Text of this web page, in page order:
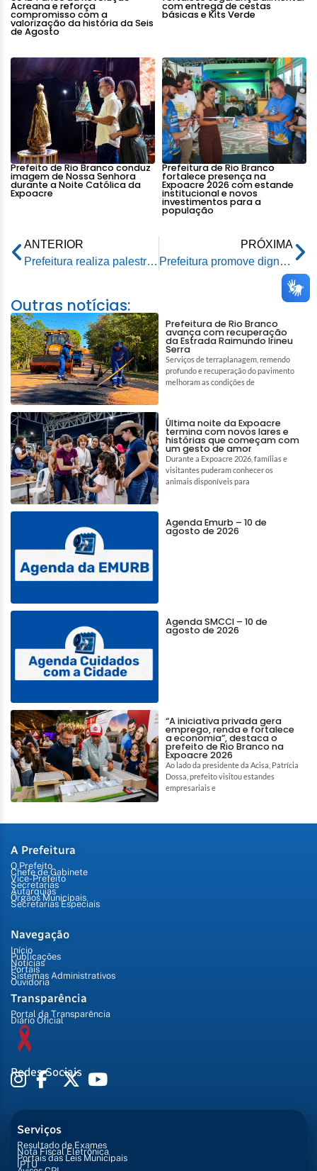
Acreana e reforça
compromisso com a
valorização da história da Seis
de Agosto
com entrega de cestas
básicas e Kits Verde
Prefeito de Rio Branco conduz
imagem de Nossa Senhora
durante a Noite Católica da
Expoacre
Prefeitura de Rio Branco
fortalece presença na
Expoacre 2026 com estande
institucional e novos
investimentos para a
população
ANTERIOR
Prefeitura realiza palestra em alusão ao Setembro Amarelo no Caps II Sumaúma
PRÓXIMA
Prefeitura promove dignidade e qualidade de vida a idosos de grupo da rede de assistência do Município
Outras notícias:
Prefeitura de Rio Branco
avança com recuperação
da Estrada Raimundo Irineu
Serra
Serviços de terraplanagem, remendo
profundo e recuperação do pavimento
melhoram as condições de
Última noite da Expoacre
termina com novos lares e
histórias que começam com
um gesto de amor
Durante a Expoacre 2026, famílias e
visitantes puderam conhecer os
animais disponíveis para
Agenda Emurb – 10 de
agosto de 2026
Agenda SMCCI – 10 de
agosto de 2026
“A iniciativa privada gera
emprego, renda e fortalece
a economia”, destaca o
prefeito de Rio Branco na
Expoacre 2026
Ao lado da presidente da Acisa, Patrícia
Dossa, prefeito visitou estandes
empresariais e
A Prefeitura
O Prefeito
Chefe de Gabinete
Vice-Prefeito
Secretarias
Autarquias
Órgãos Municipais
Secretarias Especiais
Navegação
Início
Publicações
Notícias
Portais
Sistemas Administrativos
Ouvidoria
Transparência
Portal da Transparência
Diário Oficial
Redes Sociais
Serviços
Resultado de Exames
Nota Fiscal Eletrônica
Portais das Leis Municipais
IPTU